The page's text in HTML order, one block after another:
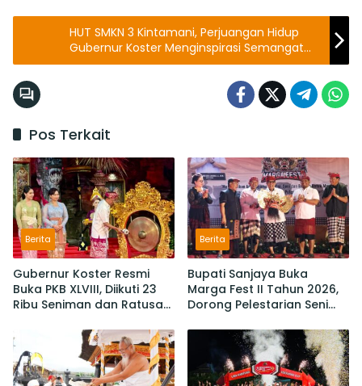
HUT SMKN 3 Kintamani, Perjuangan Hidup
Gubernur Koster Menginspirasi Semangat
Pendidikan Pemuda Bali
Pos Terkait
Berita
Gubernur Koster Resmi
Buka PKB XLVIII, Diikuti 23
Ribu Seniman dan Ratusan
IKM/UMKM Digratiskan
Berita
Bupati Sanjaya Buka
Marga Fest II Tahun 2026,
Dorong Pelestarian Seni
Potensi Lokal